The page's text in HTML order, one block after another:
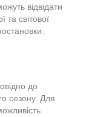
відвідати
та світової
до
сезону. Для